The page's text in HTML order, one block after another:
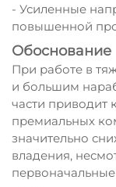
- Усиленные
повышенной
Обоснование
При работе в
и большим
части приводит
премиальных
значительно
владения,
первоначальные